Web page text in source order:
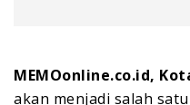
MEMOonline.co.id,
akan menjadi salah